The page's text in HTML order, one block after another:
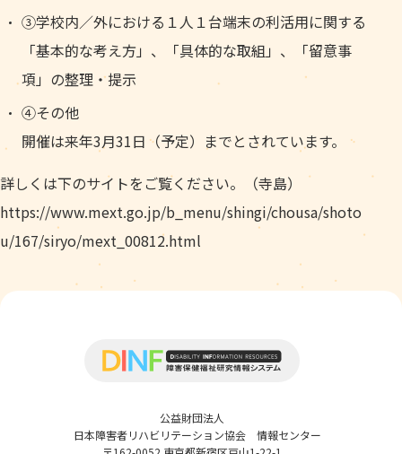
③学校内／外における１人１台端末の利活用に関する
「基本的な考え方」、「具体的な取組」、「留意事
項」の整理・提示
④その他
開催は来年3月31日（予定）までとされています。
詳しくは下のサイトをご覧ください。（寺島）
https://www.mext.go.jp/b_menu/shingi/chousa/shoto
u/167/siryo/mext_00812.html
公益財団法人
日本障害者リハビリテーション協会 情報センター